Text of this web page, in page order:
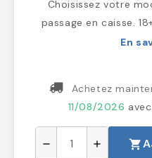
Choisissez votre
passage en caisse.
En
Achetez
11/08/2026
remove add shopping_cart